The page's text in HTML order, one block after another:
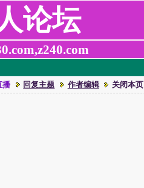
论坛
播 回复主题 作者编辑 关闭本页